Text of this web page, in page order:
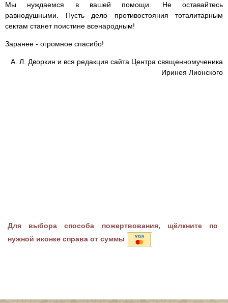
Мы нуждаемся в вашей помощи. Не оставайтесь
равнодушными. Пусть дело противостояния тоталитарным
сектам станет поистине всенародным!
Заранее - огромное спасибо!
А. Л. Дворкин и вся редакция сайта Центра священномученика
Иринея Лионского
Для выбора способа пожертвования, щёлкните по
нужной иконке справа от суммы